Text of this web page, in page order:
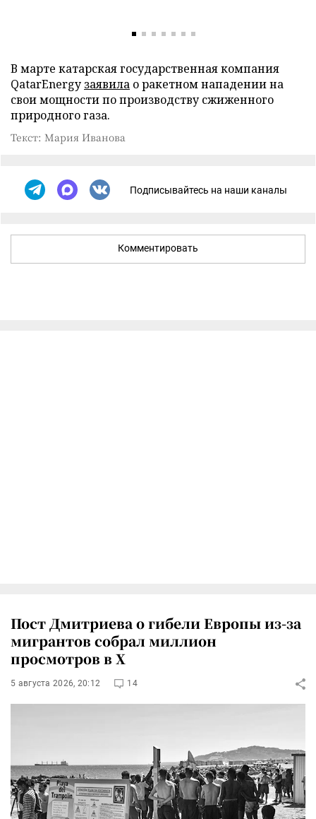
В марте катарская государственная компания
QatarEnergy заявила о ракетном нападении на
свои мощности по производству сжиженного
природного газа.
Текст: Мария Иванова
Подписывайтесь на наши каналы
Комментировать
Пост Дмитриева о гибели Европы из-за
мигрантов собрал миллион
просмотров в X
5 августа 2026, 20:12 14